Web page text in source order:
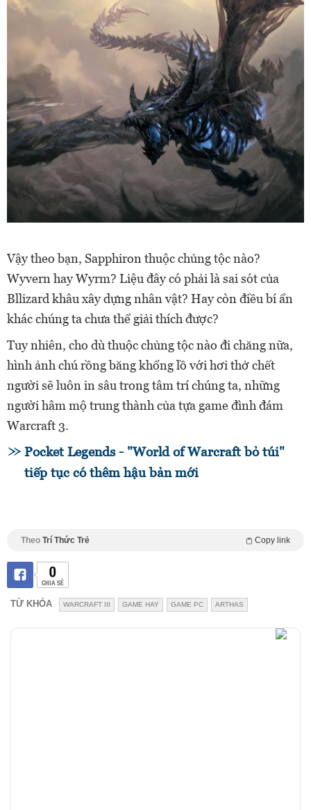
Vậy theo bạn, Sapphiron thuộc chủng tộc nào?
Wyvern hay Wyrm? Liệu đây có phải là sai sót của
Bllizard khâu xây dựng nhân vật? Hay còn điều bí ẩn
khác chúng ta chưa thể giải thích được?
Tuy nhiên, cho dù thuộc chủng tộc nào đi chăng nữa,
hình ảnh chú rồng băng khổng lồ với hơi thở chết
người sẽ luôn in sâu trong tâm trí chúng ta, những
người hâm mộ trung thành của tựa game đình đám
Warcraft 3.
Pocket Legends - "World of Warcraft bỏ túi"
tiếp tục có thêm hậu bản mới
Theo Trí Thức Trẻ Copy link
0
CHIA SẺ
TỪ KHÓA WARCRAFT III GAME HAY GAME PC ARTHAS